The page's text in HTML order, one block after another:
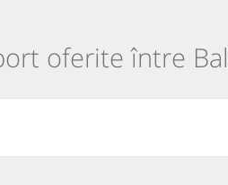
oferite între